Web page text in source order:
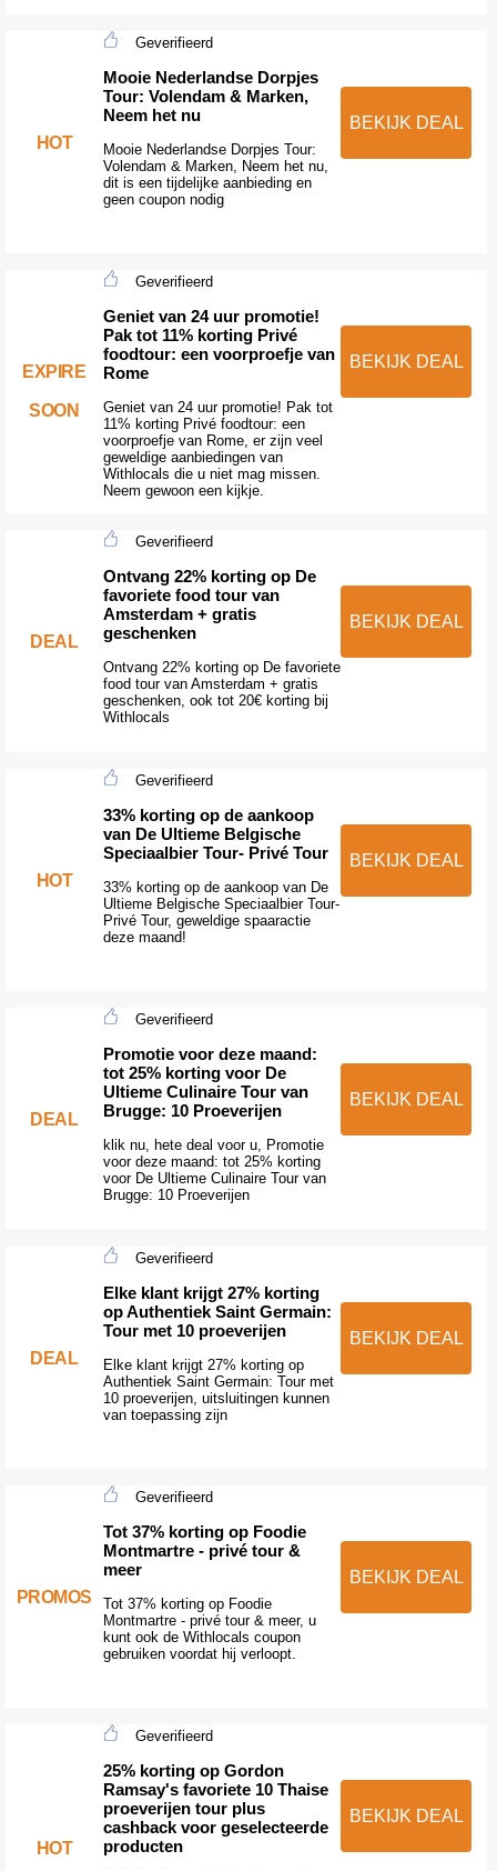
HOT
Geverifieerd
Mooie Nederlandse Dorpjes
Tour: Volendam & Marken,
Neem het nu
Mooie Nederlandse Dorpjes Tour:
Volendam & Marken, Neem het nu,
dit is een tijdelijke aanbieding en
geen coupon nodig
BEKIJK DEAL
EXPIRE
SOON
Geverifieerd
Geniet van 24 uur promotie!
Pak tot 11% korting Privé
foodtour: een voorproefje van
Rome
Geniet van 24 uur promotie! Pak tot
11% korting Privé foodtour: een
voorproefje van Rome, er zijn veel
geweldige aanbiedingen van
Withlocals die u niet mag missen.
Neem gewoon een kijkje.
BEKIJK DEAL
DEAL
Geverifieerd
Ontvang 22% korting op De
favoriete food tour van
Amsterdam + gratis
geschenken
Ontvang 22% korting op De favoriete
food tour van Amsterdam + gratis
geschenken, ook tot 20€ korting bij
Withlocals
BEKIJK DEAL
HOT
Geverifieerd
33% korting op de aankoop
van De Ultieme Belgische
Speciaalbier Tour- Privé Tour
33% korting op de aankoop van De
Ultieme Belgische Speciaalbier Tour-
Privé Tour, geweldige spaaractie
deze maand!
BEKIJK DEAL
DEAL
Geverifieerd
Promotie voor deze maand:
tot 25% korting voor De
Ultieme Culinaire Tour van
Brugge: 10 Proeverijen
klik nu, hete deal voor u, Promotie
voor deze maand: tot 25% korting
voor De Ultieme Culinaire Tour van
Brugge: 10 Proeverijen
BEKIJK DEAL
DEAL
Geverifieerd
Elke klant krijgt 27% korting
op Authentiek Saint Germain:
Tour met 10 proeverijen
Elke klant krijgt 27% korting op
Authentiek Saint Germain: Tour met
10 proeverijen, uitsluitingen kunnen
van toepassing zijn
BEKIJK DEAL
PROMOS
Geverifieerd
Tot 37% korting op Foodie
Montmartre - privé tour &
meer
Tot 37% korting op Foodie
Montmartre - privé tour & meer, u
kunt ook de Withlocals coupon
gebruiken voordat hij verloopt.
BEKIJK DEAL
HOT
Geverifieerd
25% korting op Gordon
Ramsay's favoriete 10 Thaise
proeverijen tour plus
cashback voor geselecteerde
producten
BEKIJK DEAL